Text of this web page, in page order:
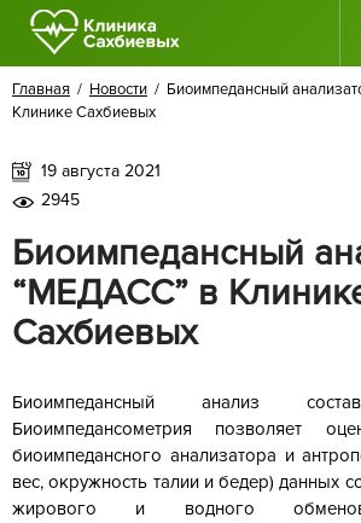
Главная / Новости / Биоимпедансный
Клинике Сахбиевых
19 августа 2021
2945
Биоимпедансный
“МЕДАСС” в
Сахбиевых
Биоимпедансный анализ
Биоимпедансометрия позволяет
биоимпедансного анализатора и
вес, окружность талии и бедер) данных
жирового и водного обменов,